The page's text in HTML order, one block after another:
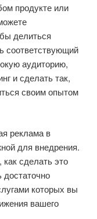
продукте или
делиться
соответствующий
аудиторию,
и сделать так,
своим опытом
реклама в
для внедрения.
сделать это
которых вы
вашего